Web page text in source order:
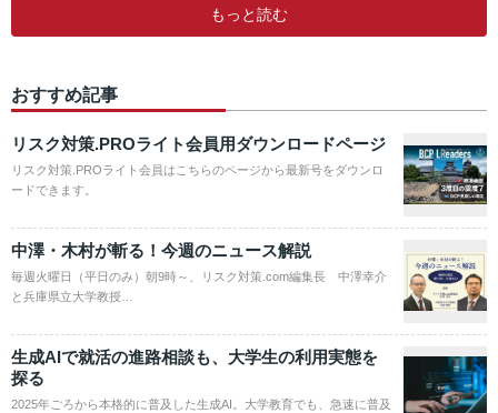
もっと読む
おすすめ記事
リスク対策.PROライト会員用ダウンロードページ
リスク対策.PROライト会員はこちらのページから最新号をダウンロ
ードできます。
中澤・木村が斬る！今週のニュース解説
毎週火曜日（平日のみ）朝9時～、リスク対策.com編集長 中澤幸介
と兵庫県立大学教授…
生成AIで就活の進路相談も、大学生の利用実態を
探る
2025年ごろから本格的に普及した生成AI。大学教育でも、急速に普及